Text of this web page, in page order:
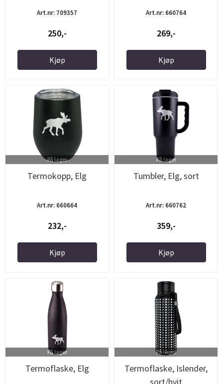
Art.nr: 709357
250,-
Kjøp
Art.nr: 660764
269,-
Kjøp
På lager
Termokopp, Elg
Art.nr: 660664
232,-
Kjøp
På lager
Tumbler, Elg, sort
Art.nr: 660762
359,-
Kjøp
På lager
Termoflaske, Elg
På lager
Termoflaske, Islender,
sort/hvit